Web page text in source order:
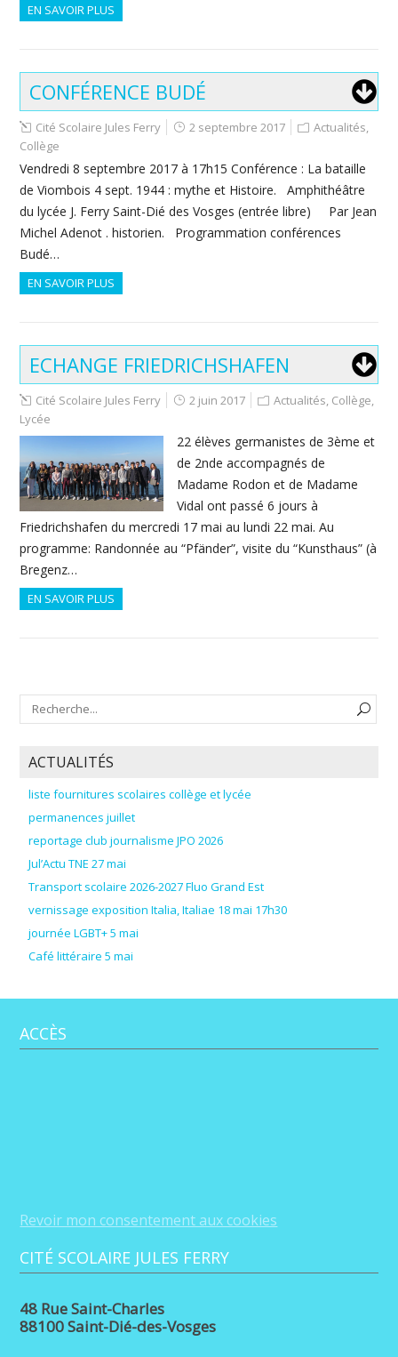
EN SAVOIR PLUS
CONFÉRENCE BUDÉ
Cité Scolaire Jules Ferry 2 septembre 2017 Actualités
Collège
Vendredi 8 septembre 2017 à 17h15 Conférence : La bataille
de Viombois 4 sept. 1944 : mythe et Histoire. Amphithéâtre
du lycée J. Ferry Saint-Dié des Vosges (entrée libre) Par Jean
Michel Adenot . historien. Programmation conférences
Budé…
EN SAVOIR PLUS
ECHANGE FRIEDRICHSHAFEN
Cité Scolaire Jules Ferry 2 juin 2017 Actualités Collège
Lycée
22 élèves germanistes de 3ème et
de 2nde accompagnés de
Madame Rodon et de Madame
Vidal ont passé 6 jours à
Friedrichshafen du mercredi 17 mai au lundi 22 mai. Au
programme: Randonnée au “Pfänder”, visite du “Kunsthaus” (à
Bregenz…
EN SAVOIR PLUS
ACTUALITÉS
liste fournitures scolaires collège et lycée
permanences juillet
reportage club journalisme JPO 2026
Jul’Actu TNE 27 mai
Transport scolaire 2026-2027 Fluo Grand Est
vernissage exposition Italia, Italiae 18 mai 17h30
journée LGBT+ 5 mai
Café littéraire 5 mai
ACCÈS
Revoir mon consentement aux cookies
CITÉ SCOLAIRE JULES FERRY
48 Rue Saint-Charles
88100 Saint-Dié-des-Vosges